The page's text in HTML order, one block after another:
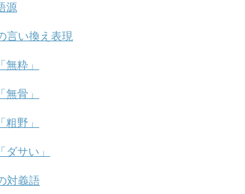
源
言い換え表現
無粋」
無骨」
粗野」
ダサい」
対義語